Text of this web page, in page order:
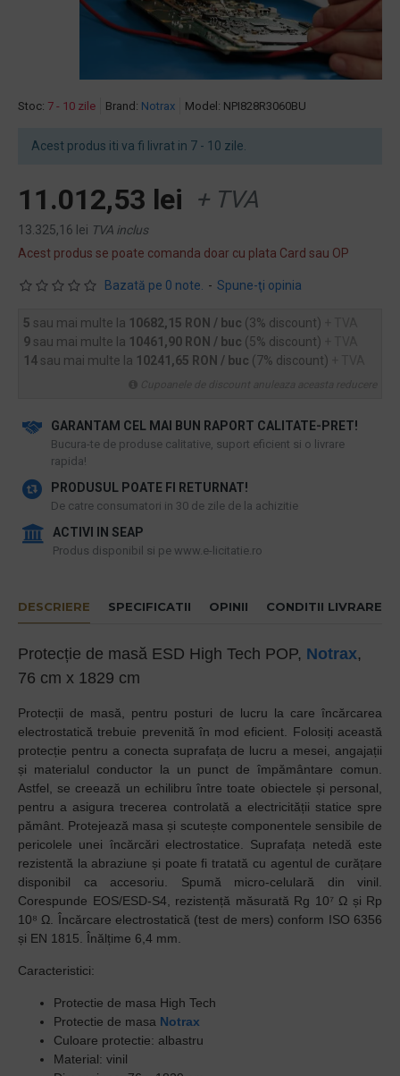
Stoc: 7 - 10 zile Brand: Notrax Model: NPI828R3060BU
Acest produs iti va fi livrat in 7 - 10 zile.
Bazată pe 0 note. - Spune-ţi opinia
11.012,53 lei + TVA
13.325,16 lei TVA inclus
Acest produs se poate comanda doar cu plata Card sau OP
5 sau mai multe la 10682,15 RON / buc (3% discount)
9 sau mai multe la 10461,90 RON / buc (5% discount)
14 sau mai multe la 10241,65 RON / buc (7% discount)
GARANTAM CEL MAI BUN RAPORT CALITATE-PRET!
​Bucura-te de produse calitative, suport eficient si o livrare
rapida!
PRODUSUL POATE FI RETURNAT!
De catre consumatori in 30 de zile de la achizitie
ACTIVI IN SEAP
Produs disponibil si pe www.e-licitatie.ro
DESCRIERE SPECIFICATII OPINII CONDITII LIVRARE
Protecție de masă ESD High Tech POP, Notrax,
76 cm x 1829 cm
Protecții de masă, pentru posturi de lucru la care încărcarea
electrostatică trebuie prevenită în mod eficient. Folosiți această
protecție pentru a conecta suprafața de lucru a mesei, angajații
și materialul conductor la un punct de împământare comun.
Astfel, se creează un echilibru între toate obiectele și personal,
pentru a asigura trecerea controlată a electricității statice spre
pământ. Protejează masa și scutește componentele sensibile de
pericolele unei încărcări electrostatice. Suprafața netedă este
rezistentă la abraziune și poate fi tratată cu agentul de curățare
disponibil ca accesoriu. Spumă micro-celulară din vinil.
Corespunde EOS/ESD-S4, rezistență măsurată Rg 10⁷ Ω și Rp
10⁸ Ω. Încărcare electrostatică (test de mers) conform ISO 6356
și EN 1815. Înălțime 6,4 mm.
Caracteristici:
Protectie de masa High Tech
Protectie de masa Notrax
Culoare protectie: albastru
Material: vinil